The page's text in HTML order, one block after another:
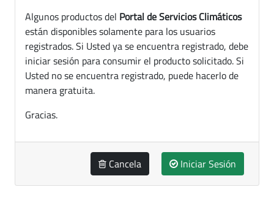
Algunos productos del Portal de Servicios Climáticos
están disponibles solamente para los usuarios
registrados. Si Usted ya se encuentra registrado, debe
iniciar sesión para consumir el producto solicitado. Si
Usted no se encuentra registrado, puede hacerlo de
manera gratuita.
Gracias.
Cancela Iniciar Sesión